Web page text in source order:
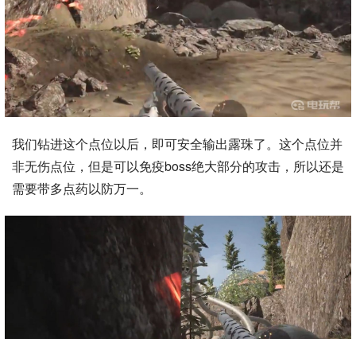
我们钻进这个点位以后，即可安全输出露珠了。这个点位并
非无伤点位，但是可以免疫boss绝大部分的攻击，所以还是
需要带多点药以防万一。